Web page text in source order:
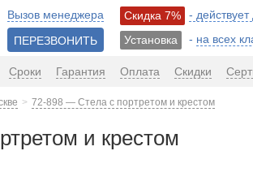
Вызов менеджера
ПЕРЕЗВОНИТЬ
Скидка 7%
-
Установка
- на всех
Сроки Гарантия Оплата Скидки
72-898 — Стела с портретом и крестом
и крестом